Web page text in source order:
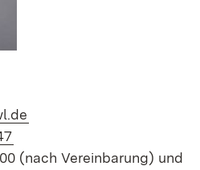
(nach Vereinbarung) und